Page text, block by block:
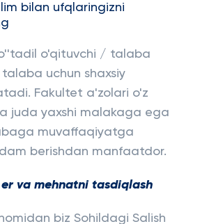
bilan ufqlaringizni
o'qituvchi / talaba
uchun shaxsiy
Fakultet a'zolari o'z
juda yaxshi malakaga ega
muvaffaqiyatga
berishdan manfaatdor.
va mehnatni tasdiqlash
biz Sohildagi Salish